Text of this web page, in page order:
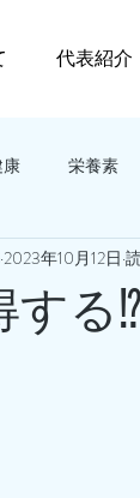
代表紹介
栄養素
する
2023年10月12日